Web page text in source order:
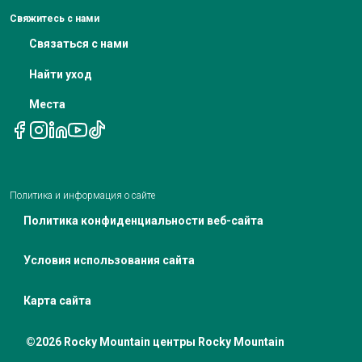
Питание при лечении рака
Телемедицинские назначения
Свяжитесь с нами
Связаться с нами
Найти уход
Места
Политика и информация о сайте
Политика конфиденциальности веб-сайта
Условия использования сайта
Карта сайта
©2026 Rocky Mountain центры Rocky Mountain